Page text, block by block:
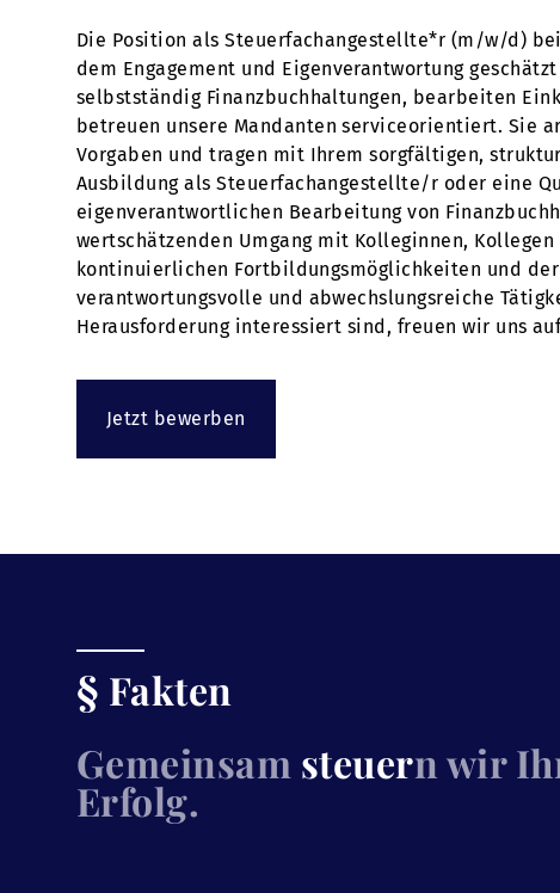
Die Position als Steuerfachangestellte*r (m/w/d)
dem Engagement und Eigenverantwortung
selbstständig Finanzbuchhaltungen, bearbeiten
betreuen unsere Mandanten serviceorientiert. Sie
Vorgaben und tragen mit Ihrem sorgfältigen,
Ausbildung als Steuerfachangestellte/r oder eine
eigenverantwortlichen Bearbeitung von
wertschätzenden Umgang mit Kolleginnen,
kontinuierlichen Fortbildungsmöglichkeiten und
verantwortungsvolle und abwechslungsreiche
Herausforderung interessiert sind, freuen wir uns
Jetzt bewerben
§ Fakten
Gemeinsam steuern wir
Erfolg.